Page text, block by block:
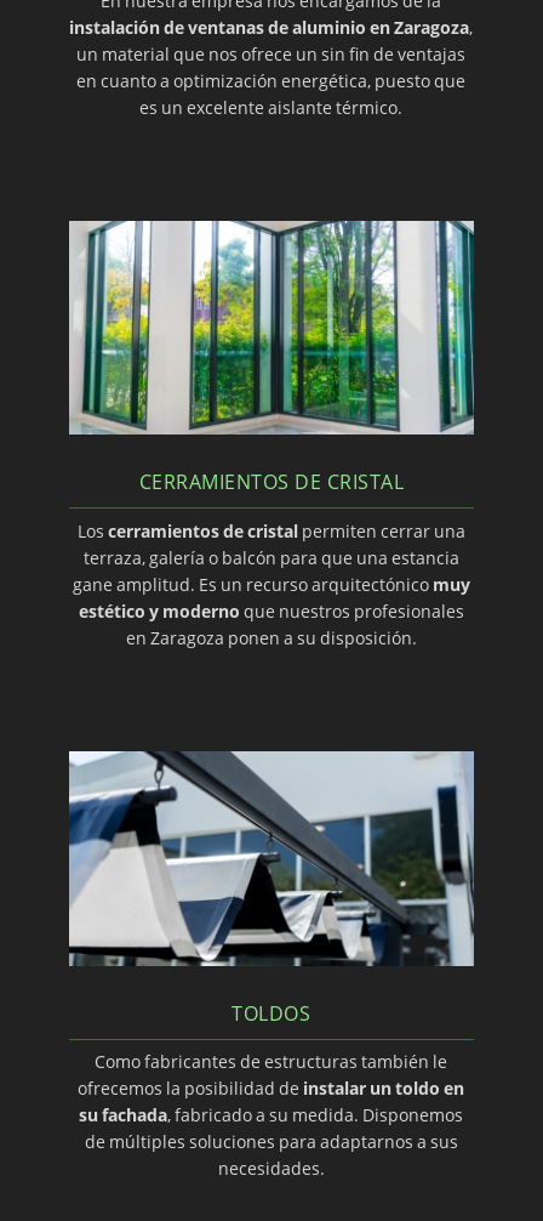
instalación de ventanas de aluminio en Zaragoza,
un material que nos ofrece un sin fin de ventajas
en cuanto a optimización energética, puesto que
es un excelente aislante térmico.
CERRAMIENTOS DE CRISTAL
Los cerramientos de cristalpermiten cerrar una
terraza, galería o balcón para que una estancia
gane amplitud. Es un recurso arquitectónico muy
estético y moderno que nuestros profesionales
en Zaragoza ponen a su disposición.
TOLDOS
Como fabricantes de estructuras también le
ofrecemos la posibilidad de instalar un toldo en
su fachada, fabricado a su medida. Disponemos
de múltiples soluciones para adaptarnos a sus
necesidades.